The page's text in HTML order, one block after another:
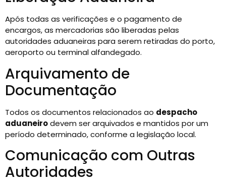
Após todas as verificações e o pagamento de
encargos, as mercadorias são liberadas pelas
autoridades aduaneiras para serem retiradas do porto,
aeroporto ou terminal alfandegado.
Arquivamento de
Documentação
Todos os documentos relacionados ao despacho
aduaneirodevem ser arquivados e mantidos por um
período determinado, conforme a legislação local.
Comunicação com Outras
Autoridades